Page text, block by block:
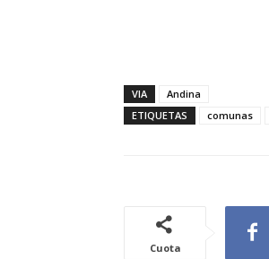
VIA
Andina
ETIQUETAS
comunas
Cuota